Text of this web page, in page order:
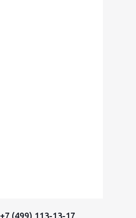
+7 (499) 113-13-17